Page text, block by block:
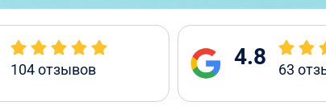
104отзывов 4.8 63